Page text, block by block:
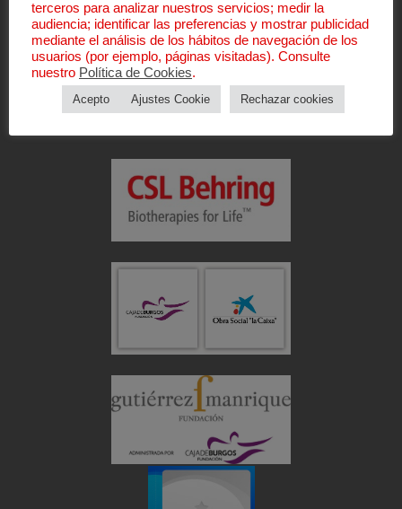
Política de Privacidad
Política de Cookies
Canal de denuncias
Política Sistema Interno Información
Procedimiento Sistema Interno Información
Colabora
terceros para analizar nuestros servicios; medir la
audiencia; identificar las preferencias y mostrar publicidad
mediante el análisis de los hábitos de navegación de los
usuarios (por ejemplo, páginas visitadas). Consulte
nuestro Política de Cookies.
Acepto Ajustes Cookie Rechazar cookies